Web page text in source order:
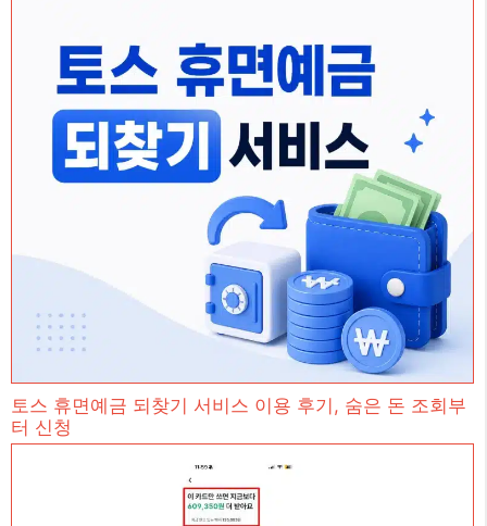
토스 휴면예금 되찾기 서비스 이용 후기, 숨은 돈 조회부
터 신청